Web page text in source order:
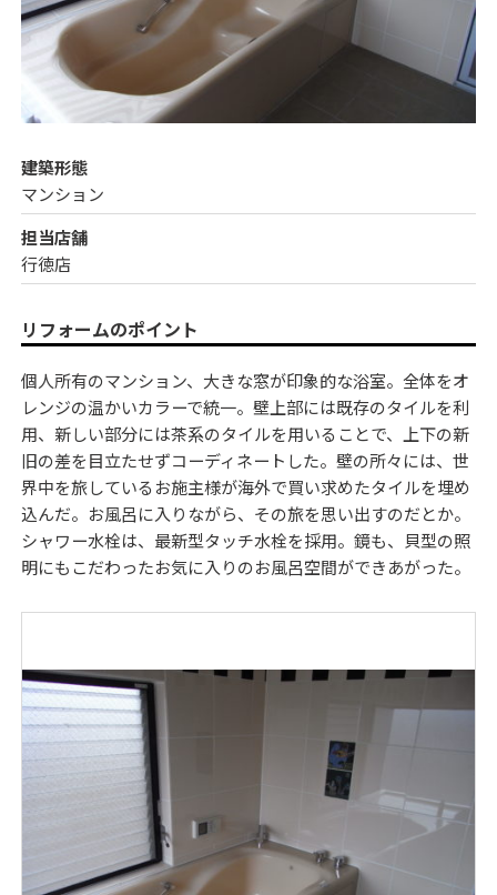
建築形態
マンション
担当店舗
行徳店
リフォームのポイント
個人所有のマンション、大きな窓が印象的な浴室。全体をオ
レンジの温かいカラーで統一。壁上部には既存のタイルを利
用、新しい部分には茶系のタイルを用いることで、上下の新
旧の差を目立たせずコーディネートした。壁の所々には、世
界中を旅しているお施主様が海外で買い求めたタイルを埋め
込んだ。お風呂に入りながら、その旅を思い出すのだとか。
シャワー水栓は、最新型タッチ水栓を採用。鏡も、貝型の照
明にもこだわったお気に入りのお風呂空間ができあがった。